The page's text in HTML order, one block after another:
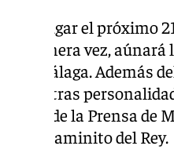
lugar el próximo
primera vez,
de Málaga. Además
a otras
de la Prensa de
del Caminito del Rey.